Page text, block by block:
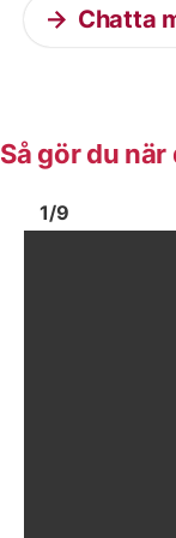
Chatta
Så gör du
Bild1
1/9